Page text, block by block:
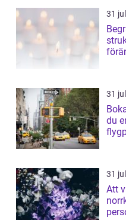
31
31
Boka
du
31
Att
norrköping